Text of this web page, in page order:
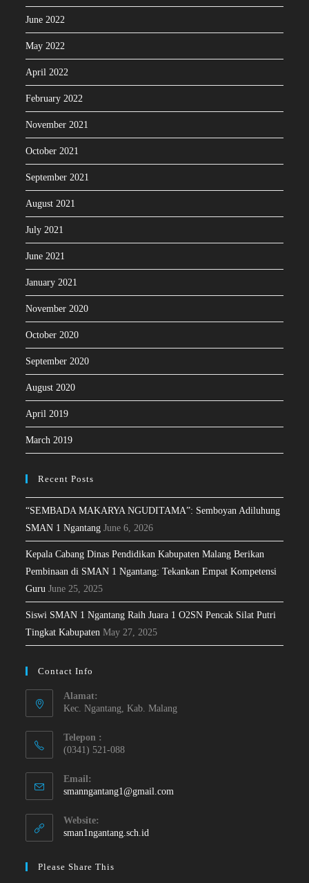
June 2022
May 2022
April 2022
February 2022
November 2021
October 2021
September 2021
August 2021
July 2021
June 2021
January 2021
November 2020
October 2020
September 2020
August 2020
April 2019
March 2019
Recent Posts
“SEMBADA MAKARYA NGUDITAMA”: Semboyan Adiluhung
SMAN 1 Ngantang June 6, 2026
Kepala Cabang Dinas Pendidikan Kabupaten Malang Berikan
Pembinaan di SMAN 1 Ngantang: Tekankan Empat Kompetensi
Guru June 25, 2025
Siswi SMAN 1 Ngantang Raih Juara 1 O2SN Pencak Silat Putri
Tingkat Kabupaten May 27, 2025
Contact Info
Alamat:
Kec. Ngantang, Kab. Malang
Telepon :
(0341) 521-088
Email:
smanngantang1@gmail.com
Website:
sman1ngantang.sch.id
Please Share This